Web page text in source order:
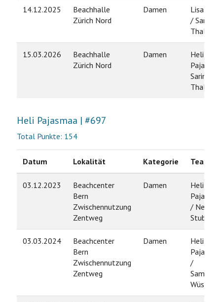
14.12.2025
Beachhalle
Zürich Nord
Damen
Lisa
/ Sarina
15.03.2026
Beachhalle
Zürich Nord
Damen
Heli
Sarina
Heli Pajasmaa | #697
Total Punkte: 154
Datum Lokalität Kategorie Team
03.12.2023
Beachcenter
Bern
Zwischennutzung
Zentweg
Damen
Heli
/ Neela
Stuber
03.03.2024
Beachcenter
Bern
Zwischennutzung
Zentweg
Damen
Heli
/
Wüst